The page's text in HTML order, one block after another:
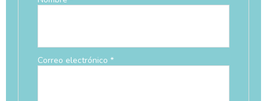
Correo electrónico *